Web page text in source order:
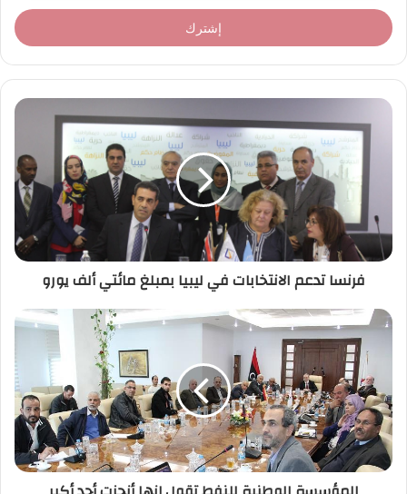
خ
ل
ر
د
ت
ر
ي
فرنسا تدعم الانتخابات في ليبيا بمبلغ مائتي ألف يورو